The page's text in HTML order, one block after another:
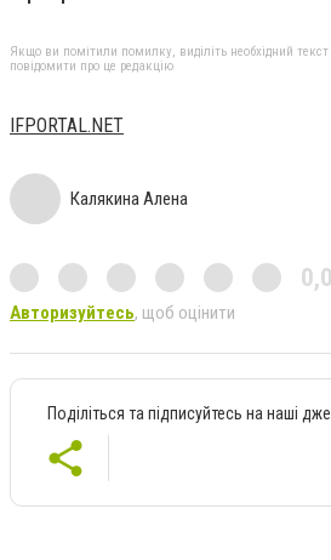
Якщо ви помітили помилку, виділіть необхідний
повідомити про це редакцію
ІFPORTAL.NET
Калякина Алена
0,0
Авторизуйтесь, щоб оцінити
Поділіться та підписуйтесь на наші